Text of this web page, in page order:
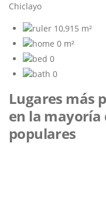
Chiclayo
10,915 m²
0 m²
0
0
Lugares más
en la mayoría
populares